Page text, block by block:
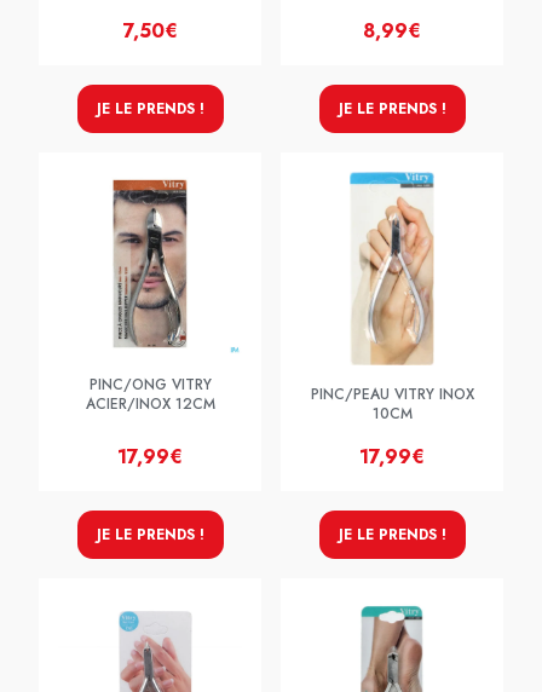
7,50€
JE LE PRENDS !
8,99€
JE LE PRENDS !
PINC/ONG VITRY
ACIER/INOX 12CM
17,99€
JE LE PRENDS !
PINC/PEAU VITRY INOX
10CM
17,99€
JE LE PRENDS !